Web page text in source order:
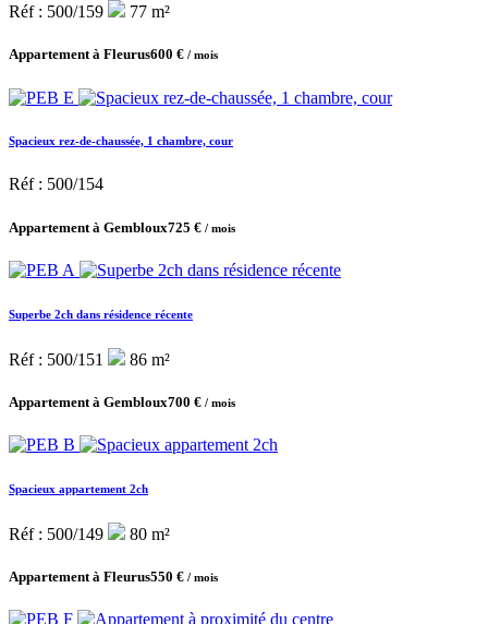
Réf : 500/159 77 m²
Appartement à Fleurus600 € / mois
Spacieux rez-de-chaussée, 1 chambre, cour
Réf : 500/154
Appartement à Gembloux725 € / mois
Superbe 2ch dans résidence récente
Réf : 500/151 86 m²
Appartement à Gembloux700 € / mois
Spacieux appartement 2ch
Réf : 500/149 80 m²
Appartement à Fleurus550 € / mois